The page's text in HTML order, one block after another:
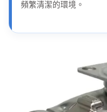
頻繁清潔的環境。